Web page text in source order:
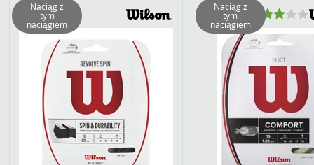
Naciąg z
tym
naciągiem
Naciąg z
tym
naciągiem